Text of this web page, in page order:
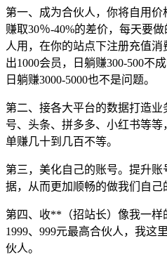
第一、成为合伙人，你将自用
赚取30％-40%的差价，每天要
人用，在你的站点下注册充值
出1000会员，日躺赚300-500不
日躺赚3000-5000也不是问题。
第二、接各大平台的数据打造
号、头条、拼多多、小红书等
单赚几十到几百不等。
第三，美化自己的账号。提升
据，从而更加顺畅的做我们自己
第四、收**（招站长）像我一样
1999、999元最高合伙人，我这
伙人。